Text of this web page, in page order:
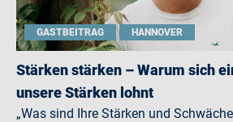
GASTBEITRAG HANNOVER
Stärken stärken – Warum sich
unsere Stärken lohnt
„Was sind Ihre Stärken und